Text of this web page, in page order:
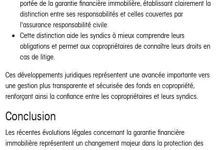
portée de la garantie financière immobilière, établissant clairement la
distinction entre ses responsabilités et celles couvertes par
l'assurance responsabilité civile.
Cette distinction aide les syndics à mieux comprendre leurs
obligations et permet aux copropriétaires de connaître leurs droits en
cas de litige.
Ces développements juridiques représentent une avancée importante vers
une gestion plus transparente et sécurisée des fonds en copropriété,
renforçant ainsi la confiance entre les copropriétaires et leurs syndics.
Conclusion
Les récentes évolutions légales concernant la garantie financière
immobilière représentent un changement majeur dans la protection des